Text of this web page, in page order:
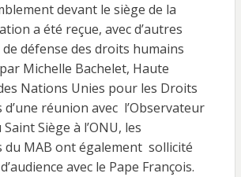
devant le siège de la
a été reçue, avec d’autres
défense des droits humains
Michelle Bachelet, Haute
Nations Unies pour les Droits
d’une réunion avec l’Observateur
Siège à l’ONU, les
du MAB ont également sollicité
avec le Pape François.